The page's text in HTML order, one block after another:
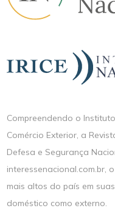
Compreendendo o
Comércio Exterior, a
Defesa e Segurança
interessenacional.com.br,
mais altos do país em
doméstico como externo.